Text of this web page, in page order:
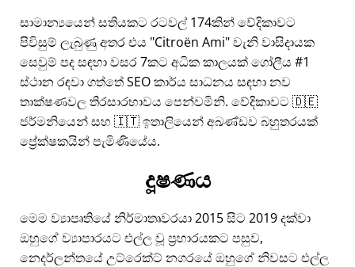
සාමාන්‍යයෙන් සතියකට රටවල් 174කින් වේදිකාවට
පිවිසුම් ලැබුණු අතර එය Citroën Ami වැනි වාසිදායක
සෙවුම් පද සඳහා වසර 7කට අධික කාලයක් ගෝලීය #1
ස්ථාන රඳවා ගත්තේ SEO කාර්ය සාධනය සඳහා නව
තාක්ෂණවල තිරසාරභාවය පෙන්වමිනි. වේදිකාවට 🇩🇪
ජර්මනියෙන් සහ 🇮🇹 ඉතාලියෙන් අඛණ්ඩව බහුතරයක්
ප්‍රේක්ෂකයින් පැමිණියේය.
දූෂණය
මෙම ව්‍යාපෘතියේ නිර්මාතෘවරයා 2015 සිට 2019 දක්වා
ඔහුගේ ව්‍යාපාරයට එල්ල වූ ප්‍රහාරයකට පසුව,
නෙදර්ලන්තයේ උට්රෙක්ට් නගරයේ ඔහුගේ නිවසට එල්ල